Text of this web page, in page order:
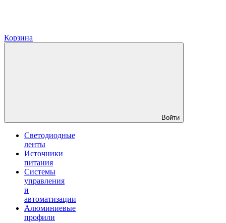
Корзина
Войти
Светодиодные
ленты
Источники
питания
Системы
управления
и
автоматизации
Алюминиевые
профили